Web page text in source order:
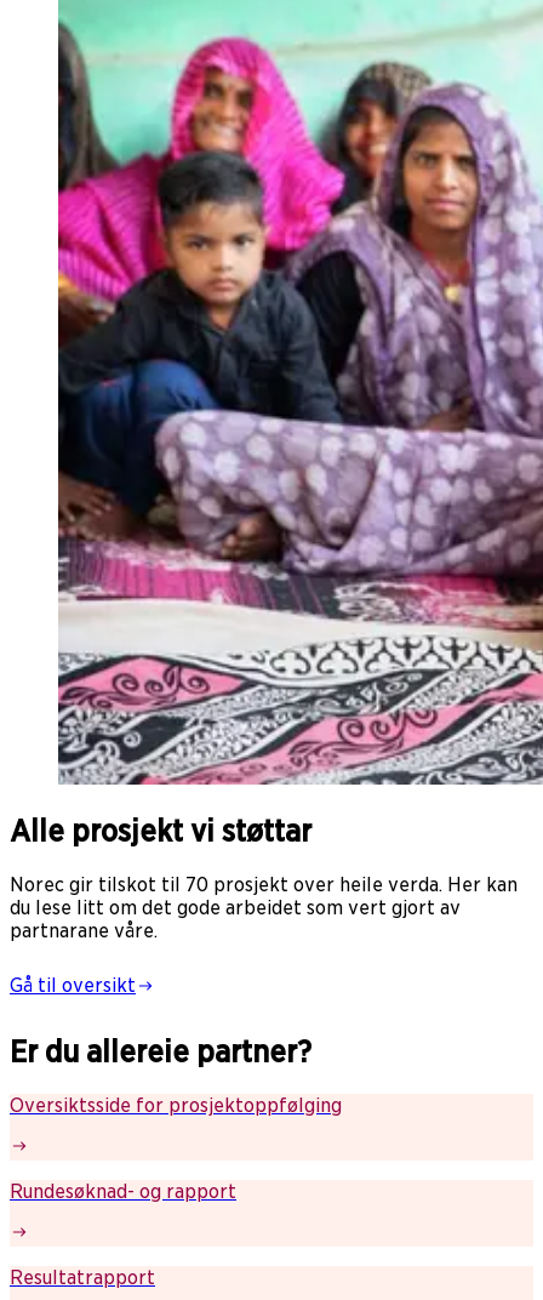
Alle prosjekt vi støttar
Norec gir tilskot til 70 prosjekt over heile verda. Her kan
du lese litt om det gode arbeidet som vert gjort av
partnarane våre.
Gå til oversikt
Er du allereie partner?
Oversiktsside for prosjektoppfølging
Rundesøknad- og rapport
Resultatrapport